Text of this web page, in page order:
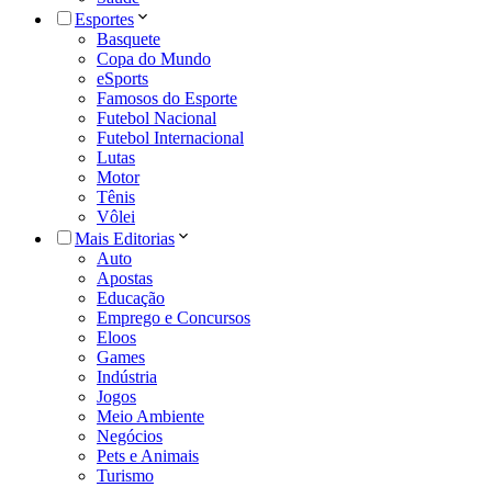
Esportes
Basquete
Copa do Mundo
eSports
Famosos do Esporte
Futebol Nacional
Futebol Internacional
Lutas
Motor
Tênis
Vôlei
Mais Editorias
Auto
Apostas
Educação
Emprego e Concursos
Eloos
Games
Indústria
Jogos
Meio Ambiente
Negócios
Pets e Animais
Turismo